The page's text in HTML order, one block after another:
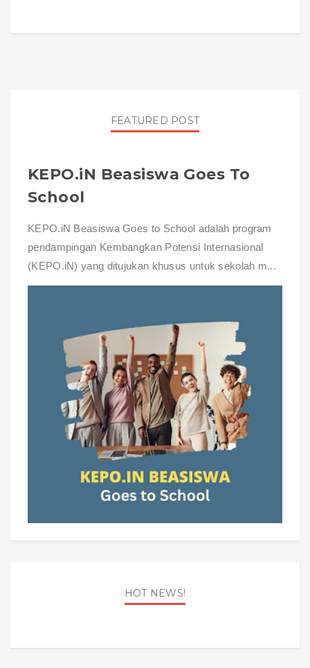
FEATURED POST
KEPO.iN Beasiswa Goes To
School
KEPO.iN Beasiswa Goes to School adalah program
pendampingan Kembangkan Potensi Internasional
(KEPO.iN) yang ditujukan khusus untuk sekolah m...
HOT NEWS!